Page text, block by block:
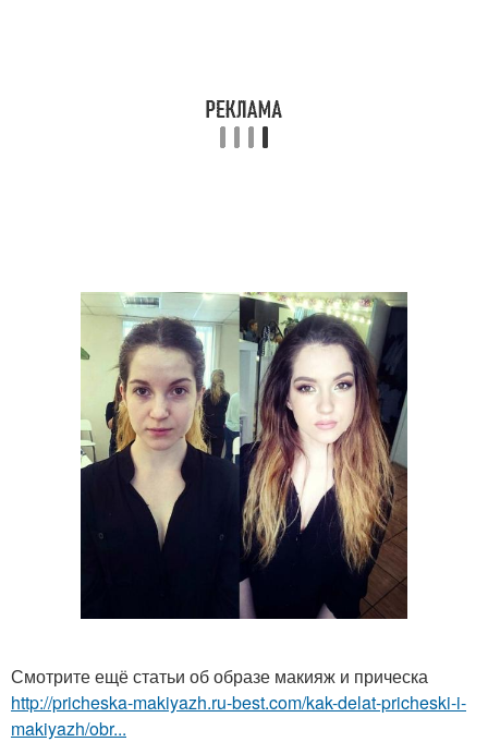
Смотрите ещё статьи об образе макияж и прическа
http://pricheska-makiyazh.ru-best.com/kak-delat-pricheski-i-
makiyazh/obr...